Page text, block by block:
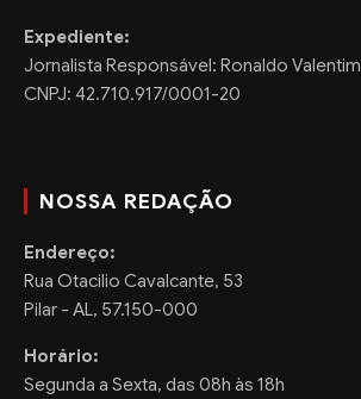
Expediente:
Jornalista Responsável: Ronaldo Valentim
CNPJ: 42.710.917/0001-20
NOSSA REDAÇÃO
Endereço:
Rua Otacilio Cavalcante, 53
Pilar - AL, 57.150-000
Horário:
Segunda a Sexta, das 08h às 18h